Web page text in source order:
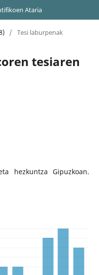
Ataria
/ Tesi laburpenak
tesiaren
hezkuntza Gipuzkoan.